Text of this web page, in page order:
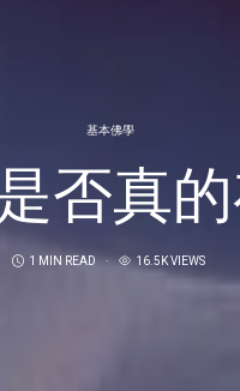
基本佛學
否真
1 MIN READ 16.5K VIEWS